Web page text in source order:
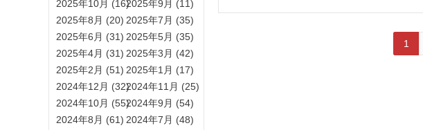
2025年10月 (16)2025年9月 (11)
2025年8月 (20) 2025年7月 (35)
2025年6月 (31) 2025年5月 (35)
2025年4月 (31) 2025年3月 (42)
2025年2月 (51) 2025年1月 (17)
2024年12月 (32)2024年11月 (25)
2024年10月 (55)2024年9月 (54)
2024年8月 (61) 2024年7月 (48)
1